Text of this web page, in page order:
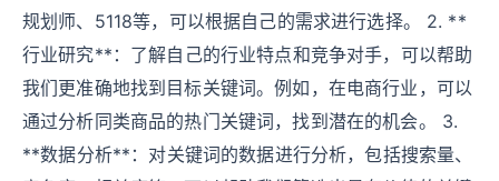
规划师、5118等，可以根据自己的需求进行选择。 2. **
行业研究**：了解自己的行业特点和竞争对手，可以帮助
我们更准确地找到目标关键词。例如，在电商行业，可以
通过分析同类商品的热门关键词，找到潜在的机会。 3.
**数据分析**：对关键词的数据进行分析，包括搜索量、